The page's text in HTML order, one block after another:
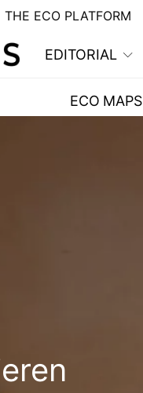
ECO PLATFORM
EDITORIAL
ECO MAPS